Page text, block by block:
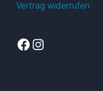
Vertrag widerrufen
Facebook
Instagram